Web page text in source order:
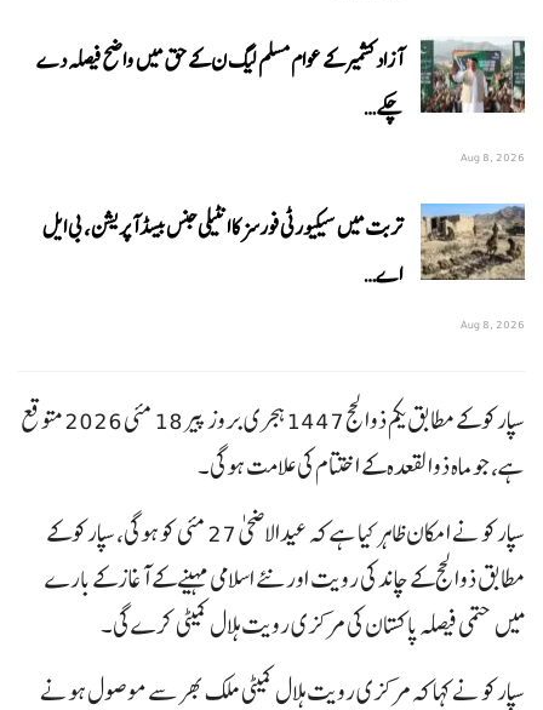
آزاد کشمیر کے عوام مسلم لیگ ن کے حق میں واضح فیصلہ دے
چکے…
Aug 8, 2026
تربت میں سیکیورٹی فورسز کا انٹیلی جنس بیسڈ آپریشن، بی ایل
اے…
Aug 8, 2026
سپارکو کے مطابق یکم ذوالحج 1447 ہجری بروز پیر 18 مئی 2026 متوقع
ہے، جو ماہ ذوالقعدہ کے اختتام کی علامت ہوگی۔
سپارکو نے امکان ظاہر کیا ہے کہ عیدالاضحی 27 مئی کو ہوگی، سپارکو کے
مطابق ذوالحج کے چاند کی رویت اور نئے اسلامی مہینے کے آغاز کے بارے
میں حتمی فیصلہ پاکستان کی مرکزی رویت ہلال کمیٹی کرے گی۔
سپارکو نے کہا کہ مرکزی رویت ہلال کمیٹی ملک بھر سے موصول ہونے